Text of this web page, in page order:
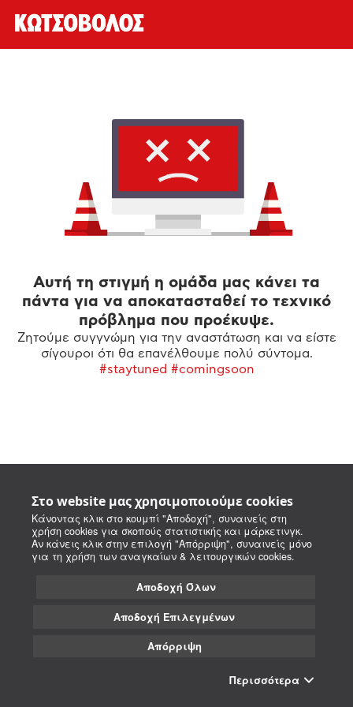
Στο website μας χρησιμοποιούμε cookies
Κάνοντας κλικ στο κουμπί "Αποδοχή", συναινείς στη
χρήση cookies για σκοπούς στατιστικής και μάρκετινγκ.
Αν κάνεις κλικ στην επιλογή "Απόρριψη", συναινείς μόνο
για τη χρήση των αναγκαίων & λειτουργικών cookies.
Αποδοχή Όλων
Αποδοχή Επιλεγμένων
Απόρριψη
Περισσότερα
Αυτή τη στιγμή η ομάδα μας κάνει τα
πάντα για να αποκατασταθεί το τεχνικό
πρόβλημα που προέκυψε.
Ζητούμε συγγνώμη για την αναστάτωση και να είστε
σίγουροι ότι θα επανέλθουμε πολύ σύντομα.
#staytuned #comingsoon